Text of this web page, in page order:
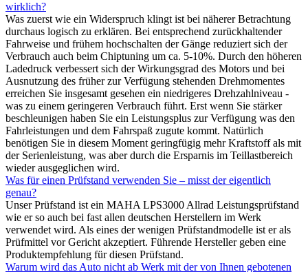
wirklich?
Was zuerst wie ein Widerspruch klingt ist bei näherer Betrachtung
durchaus logisch zu erklären. Bei entsprechend zurückhaltender
Fahrweise und frühem hochschalten der Gänge reduziert sich der
Verbrauch auch beim Chiptuning um ca. 5-10%. Durch den höheren
Ladedruck verbessert sich der Wirkungsgrad des Motors und bei
Ausnutzung des früher zur Verfügung stehenden Drehmomentes
erreichen Sie insgesamt gesehen ein niedrigeres Drehzahlniveau -
was zu einem geringeren Verbrauch führt. Erst wenn Sie stärker
beschleunigen haben Sie ein Leistungsplus zur Verfügung was den
Fahrleistungen und dem Fahrspaß zugute kommt. Natürlich
benötigen Sie in diesem Moment geringfügig mehr Kraftstoff als mit
der Serienleistung, was aber durch die Ersparnis im Teillastbereich
wieder ausgeglichen wird.
Was für einen Prüfstand verwenden Sie – misst der eigentlich
genau?
Unser Prüfstand ist ein MAHA LPS3000 Allrad Leistungsprüfstand
wie er so auch bei fast allen deutschen Herstellern im Werk
verwendet wird. Als eines der wenigen Prüfstandmodelle ist er als
Prüfmittel vor Gericht akzeptiert. Führende Hersteller geben eine
Produktempfehlung für diesen Prüfstand.
Warum wird das Auto nicht ab Werk mit der von Ihnen gebotenen